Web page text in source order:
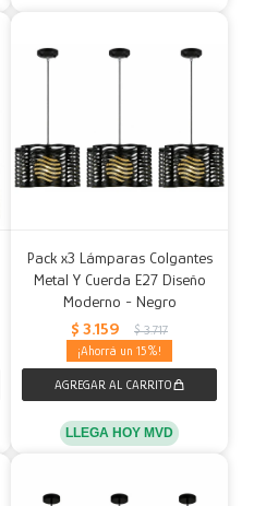
Pack x3 Lámparas Colgantes
Metal Y Cuerda E27 Diseño
Moderno - Negro
$ 3.159 $ 3.717
15
LLEGA HOY MVD